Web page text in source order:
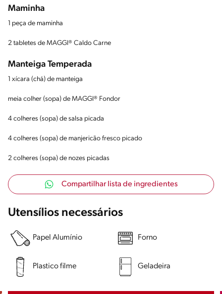
Maminha
1 peça de maminha
2 tabletes de MAGGI® Caldo Carne
Manteiga Temperada
1 xícara (chá) de manteiga
meia colher (sopa) de MAGGI® Fondor
4 colheres (sopa) de salsa picada
4 colheres (sopa) de manjericão fresco picado
2 colheres (sopa) de nozes picadas
Compartilhar lista de ingredientes
Utensílios necessários
Papel Alumínio Forno
Plastico filme Geladeira